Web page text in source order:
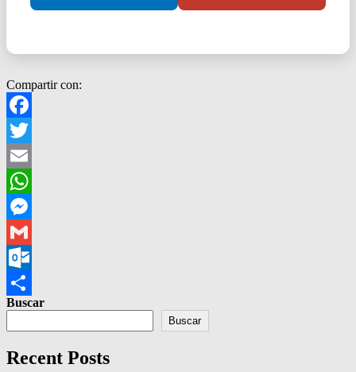
Compartir con:
Facebook
Twitter
Email
WhatsApp
Messenger
Gmail
Outlook.com
Compartir
Buscar
Buscar
Recent Posts